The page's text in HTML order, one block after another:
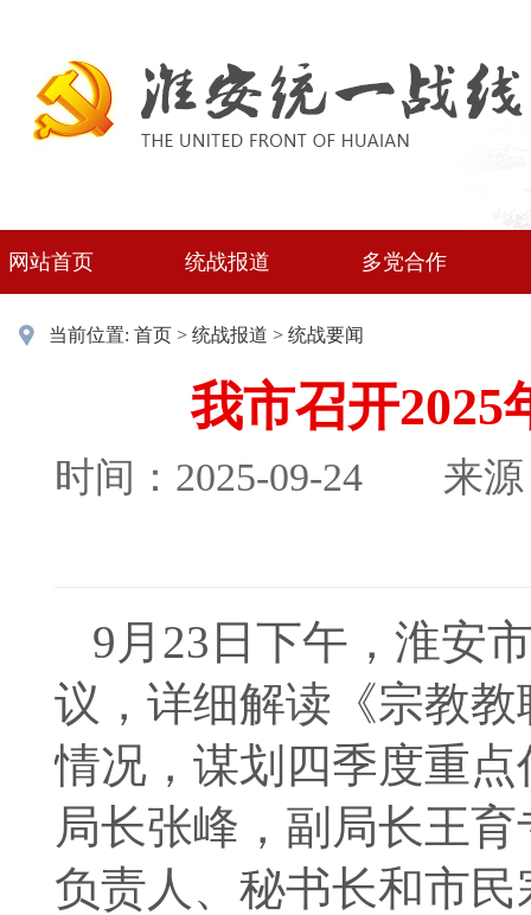
网站首页 统战报道 多党合作
当前位置: 首页 > 统战报道 > 统战要闻
我市召开2025
时间：2025-09-24 来
9月23日下午，淮安
议，详细解读《宗教
情况，谋划四季度重
局长张峰，副局长王
负责人、秘书长和市